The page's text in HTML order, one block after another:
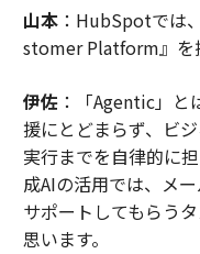
山本：HubSpotでは
stomer Platform』を
伊佐：「Agentic」と
援にとどまらず、ビ
実行までを自律的に
成AIの活用では、メ
サポートしてもらう
思います。